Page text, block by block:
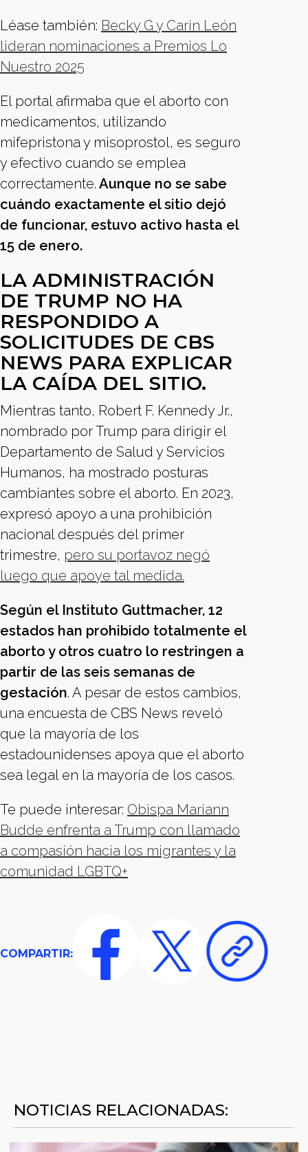
Léase también: Becky G y Carin León
lideran nominaciones a Premios Lo
Nuestro 2025
El portal afirmaba que el aborto con
medicamentos, utilizando
mifepristona y misoprostol, es seguro
y efectivo cuando se emplea
correctamente. Aunque no se sabe
cuándo exactamente el sitio dejó
de funcionar, estuvo activo hasta el
15 de enero.
LA ADMINISTRACIÓN
DE TRUMP NO HA
RESPONDIDO A
SOLICITUDES DE CBS
NEWS PARA EXPLICAR
LA CAÍDA DEL SITIO.
Mientras tanto, Robert F. Kennedy Jr.,
nombrado por Trump para dirigir el
Departamento de Salud y Servicios
Humanos, ha mostrado posturas
cambiantes sobre el aborto. En 2023,
expresó apoyo a una prohibición
nacional después del primer
trimestre, pero su portavoz negó
luego que apoye tal medida.
Según el Instituto Guttmacher, 12
estados han prohibido totalmente el
aborto y otros cuatro lo restringen a
partir de las seis semanas de
gestación. A pesar de estos cambios,
una encuesta de CBS News reveló
que la mayoría de los
estadounidenses apoya que el aborto
sea legal en la mayoría de los casos.
Te puede interesar: Obispa Mariann
Budde enfrenta a Trump con llamado
a compasión hacia los migrantes y la
comunidad LGBTQ+
COMPARTIR:
NOTICIAS RELACIONADAS: